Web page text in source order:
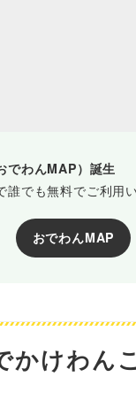
でわんMAP）誕生
誰でも無料でご利用
おでわんMAP
かけわん